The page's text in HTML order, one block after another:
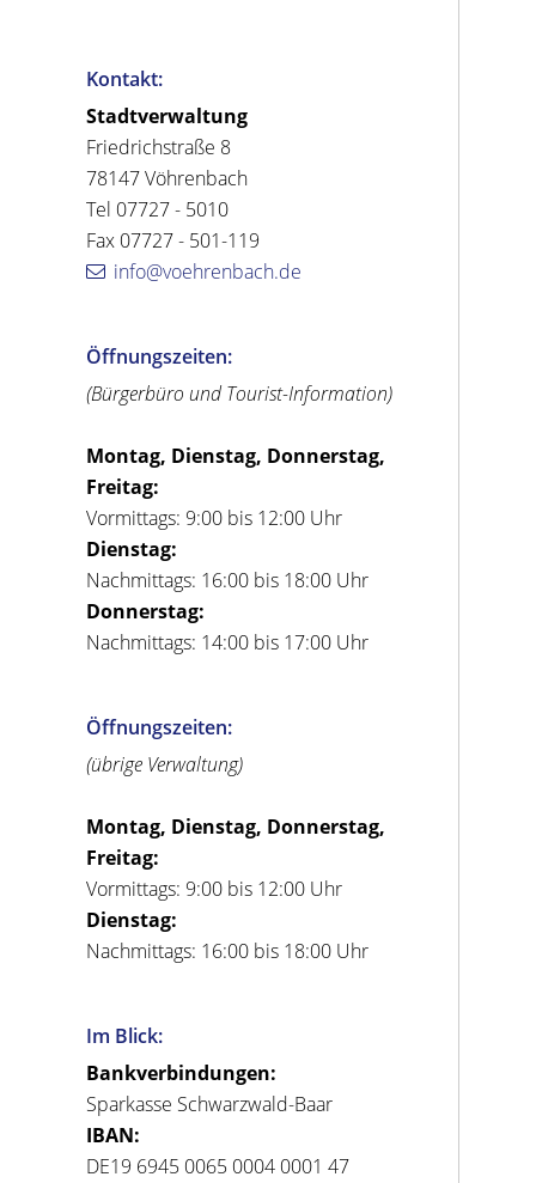
Kontakt:
Stadtverwaltung
Friedrichstraße 8
78147 Vöhrenbach
Tel 07727 - 5010
Fax 07727 - 501-119
info@voehrenbach.de
Öffnungszeiten:
(Bürgerbüro und Tourist-Information)
Montag, Dienstag, Donnerstag,
Freitag:
Vormittags: 9:00 bis 12:00 Uhr
Dienstag:
Nachmittags: 16:00 bis 18:00 Uhr
Donnerstag:
Nachmittags: 14:00 bis 17:00 Uhr
Öffnungszeiten:
(übrige Verwaltung)
Montag, Dienstag, Donnerstag,
Freitag:
Vormittags: 9:00 bis 12:00 Uhr
Dienstag:
Nachmittags: 16:00 bis 18:00 Uhr
Im Blick:
Bankverbindungen:
Sparkasse Schwarzwald-Baar
IBAN:
DE19 6945 0065 0004 0001 47